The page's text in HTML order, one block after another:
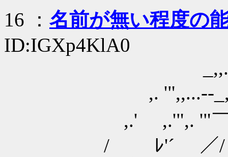
16 ： 名前が無い程度の
ID:IGXp4KlA0
_,,...--─--
,. '",,...--
,.' ,.'",. '"
/ ﾚ'´